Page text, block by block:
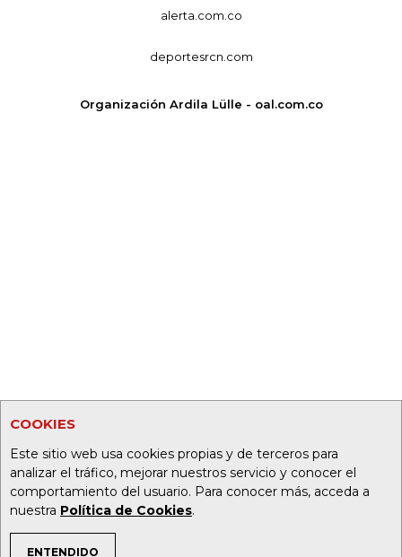
COOKIES
Este sitio web usa cookies propias y de terceros para
analizar el tráfico, mejorar nuestros servicio y conocer el
comportamiento del usuario. Para conocer más, acceda a
nuestra Política de Cookies.
ENTENDIDO
alerta.com.co
deportesrcn.com
Organización Ardila Lülle - oal.com.co